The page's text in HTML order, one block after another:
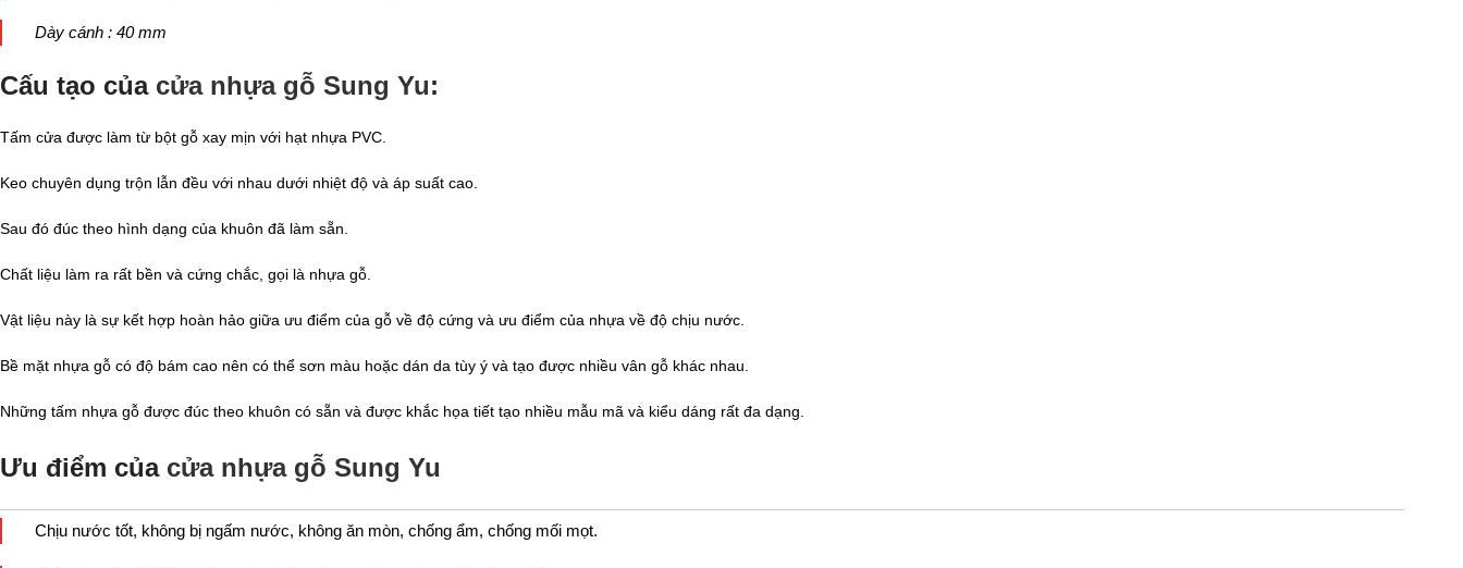
Dày cánh : 40 mm
Cấu tạo của cửa nhựa gỗ Sung Yu:
Tấm cửa được làm từ bột gỗ xay mịn với hạt nhựa PVC.
Keo chuyên dụng trộn lẫn đều với nhau dưới nhiệt độ và áp suất cao.
Sau đó đúc theo hình dạng của khuôn đã làm sẵn.
Chất liệu làm ra rất bền và cứng chắc, gọi là nhựa gỗ.
Vật liệu này là sự kết hợp hoàn hảo giữa ưu điểm của gỗ về độ cứng và ưu điểm của nhựa về độ chịu nước.
Bề mặt nhựa gỗ có độ bám cao nên có thể sơn màu hoặc dán da tùy ý và tạo được nhiều vân gỗ khác nhau.
Những tấm nhựa gỗ được đúc theo khuôn có sẵn và được khắc họa tiết tạo nhiều mẫu mã và kiểu dáng rất đa dạng.
Ưu điểm của cửa nhựa gỗ Sung Yu
Chịu nước tốt, không bị ngấm nước, không ăn mòn, chống ẩm, chống mối mọt.